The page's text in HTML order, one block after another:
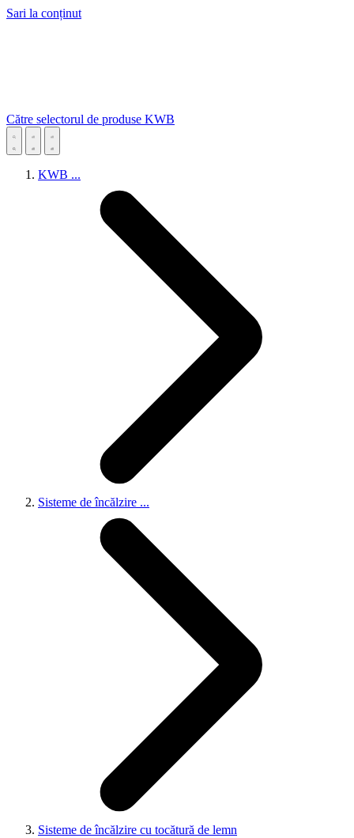
Sari la conținut
Către selectorul de produse KWB
KWB ...
Sisteme de încălzire ...
Sisteme de încălzire cu tocătură de lemn